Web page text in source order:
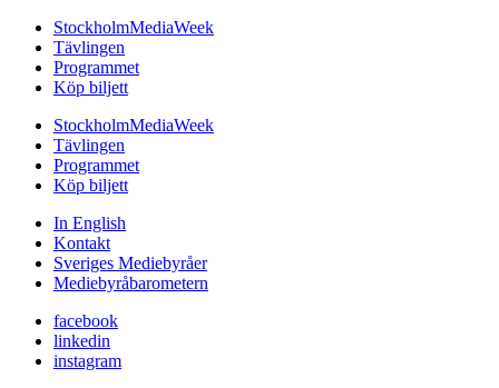
StockholmMediaWeek
Tävlingen
Programmet
Köp biljett
StockholmMediaWeek
Tävlingen
Programmet
Köp biljett
In English
Kontakt
Sveriges Mediebyråer
Mediebyråbarometern
facebook
linkedin
instagram